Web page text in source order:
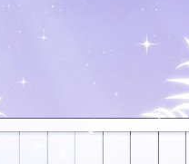
adipiscing elit.
diam. Sed nisi. Nulla
Praesent mauris.
lacinia arcu
per conubia nostra,
libero. Sed dignissim
neque adipiscing
Ut fringilla.